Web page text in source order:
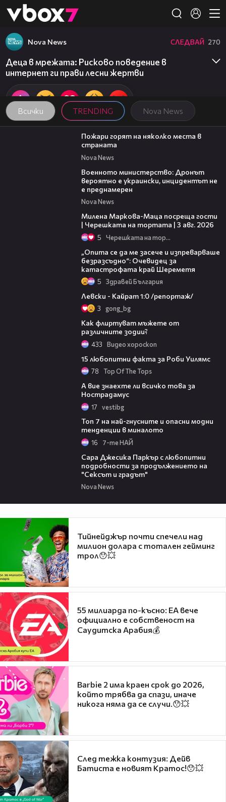
👾
Всички TRENDING Nova News
Nova News СЛЕДВАЙ 270
Деца в мрежата: Рисково поведение в
интернет ги прави лесни жертви
00:31
Пожари горят на няколко места в
страната
Nova News
Военното министерство: Дронът
вероятно е украински, инцидентът не
е преднамерен
Nova News
Милена Маркова-Маца посреща гости
| Черешката на тортата | 3 авг. 2026
5 Черешката на тортата
„Опита се да ме засече и изпреварваше
безразсъдно“: Очевидец за
катастрофата край Шереметя
5 Здравей България
Левски - Кайрат 1:0 /репортаж/
3 gong_bg
Как флиртуват мъжете от
различните зодии?
433 Видео хороскоп
15 любопитни факта за Роби Уилямс
78 Top Of The Tops
А вие знаехте ли всичко това за
Нострадамус
17 vestibg
Топ 7 на най-гнусните и опасни модни
тенденции в миналото
16 7-те НАЙ
Сара Джесика Паркър с любопитни
подробности за продължението на
"Сексът и градът"
Nova News
Тийнейджър почти спечели над
милион долара с тотален гейминг
трол😯💥
55 милиарда по-късно: EA вече
официално е собственост на
Саудитска Арабия💰
Barbie 2 има краен срок до 2026,
който трябва да спази, иначе
никога няма да се случи.😯💥
След тежка контузия: Дейв
Батиста е новият Кратос!😯💥